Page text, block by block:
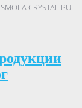
CRYSTAL PU